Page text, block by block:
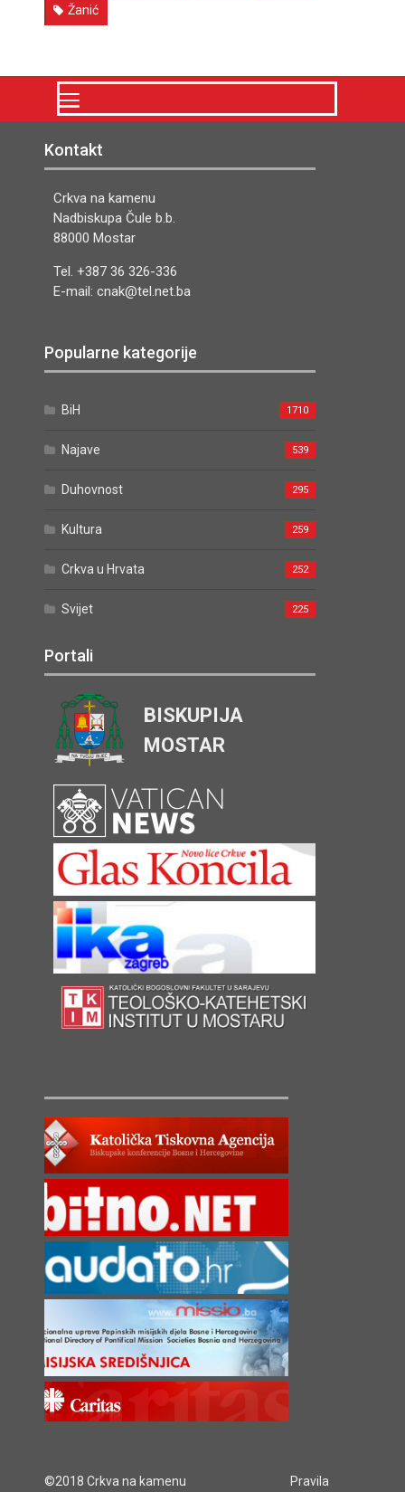
Žanić
Kontakt
Crkva na kamenu
Nadbiskupa Čule b.b.
88000 Mostar
Tel. +387 36 326-336
E-mail: cnak@tel.net.ba
Popularne kategorije
BiH 1710
Najave 539
Duhovnost 295
Kultura 259
Crkva u Hrvata 252
Svijet 225
Portali
BISKUPIJA
MOSTAR
©2018 Crkva na kamenu Pravila